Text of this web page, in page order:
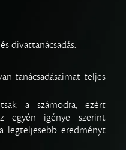
divattanácsadás.
tanácsadásaimat teljes
a számodra, ezért
egyén igénye szerint
legteljesebb eredményt